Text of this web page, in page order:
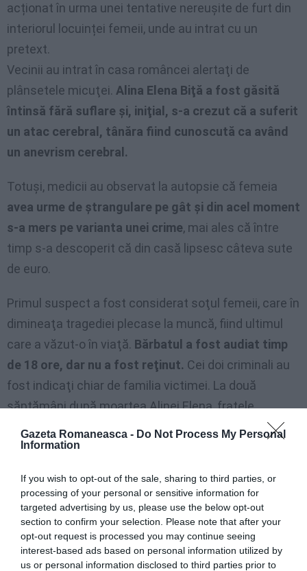
Gazeta Romaneasca - Do Not Process My Personal
Information
If you wish to opt-out of the sale, sharing to third parties, or
processing of your personal or sensitive information for
targeted advertising by us, please use the below opt-out
section to confirm your selection. Please note that after your
opt-out request is processed you may continue seeing
interest-based ads based on personal information utilized by
us or personal information disclosed to third parties prior to
acționat în urma unei tentative nereușite de furt din
interiorul locuinței femeii, unde au intrat cu un
pretext.
Vecinii au intrat în casa româncei alertaţi de
plânsetele micuţei. Alina Elena Biţă a fost găsită
întinsă fără suflare şi, iniţial, s-a crezut că a suferit
un atac cerebral, tânăra fiind cunoscută ca având
un anevrism cerebral.
Totuşi, medicii au observat la autopsie că femeia
avea urme de ştrangulare pe gât şi din acel moment
s-a mers pe varianta unei crime, mai ales că între
timp s-a descoperit că din casă lipsesc câteva sute
de euro.
Primul suspect a fost considerat soţul femeii, care în
dimineaţa tragediei plecase la muncă, fiind ultimul
care a văzut-o în viaţă. Bărbatul a fost audiat timp
de 18 ore, dar nu a fost reţinut. Cei doi criminali au
fost indicaţi chiar de familia victimei. La două
săptămâni după moartea Alinei Elena, fratele
acestuia, Iulian Biţă, a scris pe pagina de Facebook a
lui Paul Todiraşcu:
Comentariul a fost făcut la o fotografie în care apar
cei doi ucigași. Unul dintre ei, Florin Buzilă, chiar îi
răspunde fratelui:”O să se descopere până la urmă
şi o să vedeţi” , sugerând astfel că nu ei ar fi